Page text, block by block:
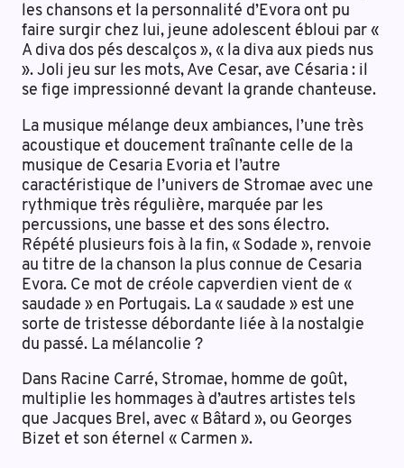
les chansons et la personnalité d’Evora ont pu
faire surgir chez lui, jeune adolescent ébloui par «
A diva dos pés descalços », « la diva aux pieds nus
». Joli jeu sur les mots, Ave Cesar, ave Césaria : il
se fige impressionné devant la grande chanteuse.
La musique mélange deux ambiances, l’une très
acoustique et doucement traînante celle de la
musique de Cesaria Evoria et l’autre
caractéristique de l’univers de Stromae avec une
rythmique très régulière, marquée par les
percussions, une basse et des sons électro.
Répété plusieurs fois à la fin, « Sodade », renvoie
au titre de la chanson la plus connue de Cesaria
Evora. Ce mot de créole capverdien vient de «
saudade » en Portugais. La « saudade » est une
sorte de tristesse débordante liée à la nostalgie
du passé. La mélancolie ?
Dans Racine Carré, Stromae, homme de goût,
multiplie les hommages à d’autres artistes tels
que Jacques Brel, avec « Bâtard », ou Georges
Bizet et son éternel « Carmen ».